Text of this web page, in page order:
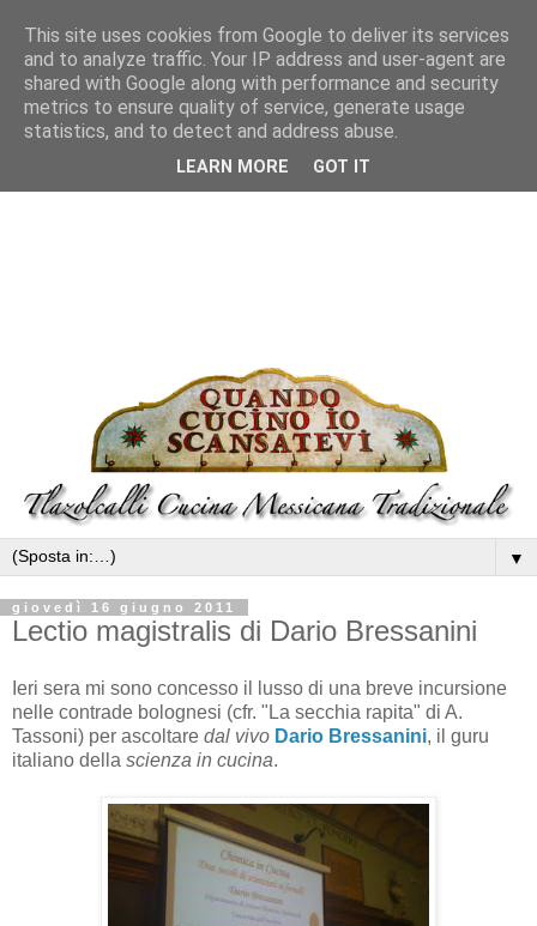
▼
giovedì 16 giugno 2011
Lectio magistralis di Dario Bressanini
Ieri sera mi sono concesso il lusso di una breve incursione
nelle contrade bolognesi (cfr. "La secchia rapita" di A.
Tassoni) per ascoltare dal vivo Dario Bressanini, il guru
italiano della scienza in cucina.
This site uses cookies from Google to deliver its services
and to analyze traffic. Your IP address and user-agent are
shared with Google along with performance and security
metrics to ensure quality of service, generate usage
statistics, and to detect and address abuse.
LEARN MORE GOT IT